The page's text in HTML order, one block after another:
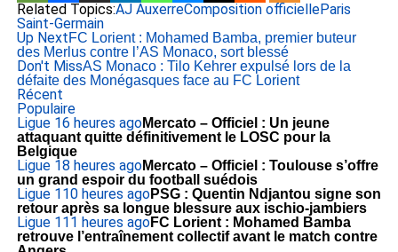
Related Topics:AJ AuxerreComposition officielleParis
Saint-Germain
Up NextFC Lorient : Mohamed Bamba, premier buteur
des Merlus contre l’AS Monaco, sort blessé
Don't MissAS Monaco : Tilo Kehrer expulsé lors de la
défaite des Monégasques face au FC Lorient
Récent
Populaire
Ligue 16 heures agoMercato – Officiel : Un jeune
attaquant quitte définitivement le LOSC pour la
Belgique
Ligue 18 heures agoMercato – Officiel : Toulouse s’offre
un grand espoir du football suédois
Ligue 110 heures agoPSG : Quentin Ndjantou signe son
retour après sa longue blessure aux ischio-jambiers
Ligue 111 heures agoFC Lorient : Mohamed Bamba
retrouve l’entraînement collectif avant le match contre